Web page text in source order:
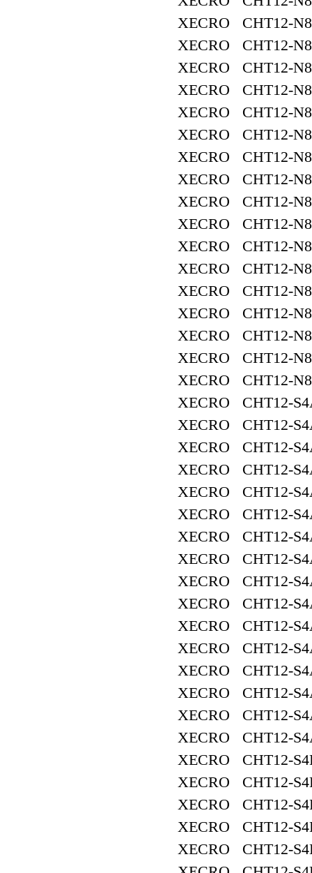
XECRO CHT12-
XECRO CHT12-
XECRO CHT12-
XECRO CHT12-
XECRO CHT12-
XECRO CHT12-
XECRO CHT12-
XECRO CHT12-
XECRO CHT12-
XECRO CHT12-
XECRO CHT12-
XECRO CHT12-
XECRO CHT12-
XECRO CHT12-
XECRO CHT12-
XECRO CHT12-
XECRO CHT12-
XECRO CHT12-
XECRO CHT12-
XECRO CHT12-
XECRO CHT12-
XECRO CHT12-
XECRO CHT12-
XECRO CHT12-
XECRO CHT12-
XECRO CHT12-
XECRO CHT12-
XECRO CHT12-
XECRO CHT12-
XECRO CHT12-
XECRO CHT12-
XECRO CHT12-
XECRO CHT12-
XECRO CHT12-
XECRO CHT12-
XECRO CHT12-
XECRO CHT12-
XECRO CHT12-